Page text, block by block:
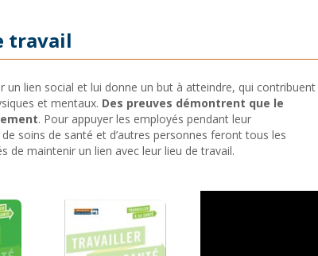
travail
un lien social et lui donne un but à atteindre, qui contribuent
et mentaux. Des preuves démontrent que le
. Pour appuyer les employés pendant leur
soins de santé et d’autres personnes feront tous les
maintenir un lien avec leur lieu de travail.